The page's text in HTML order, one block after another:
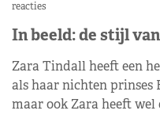
reacties
In beeld: de stijl
Zara Tindall heeft een
als haar nichten prinses
maar ook Zara heeft wel